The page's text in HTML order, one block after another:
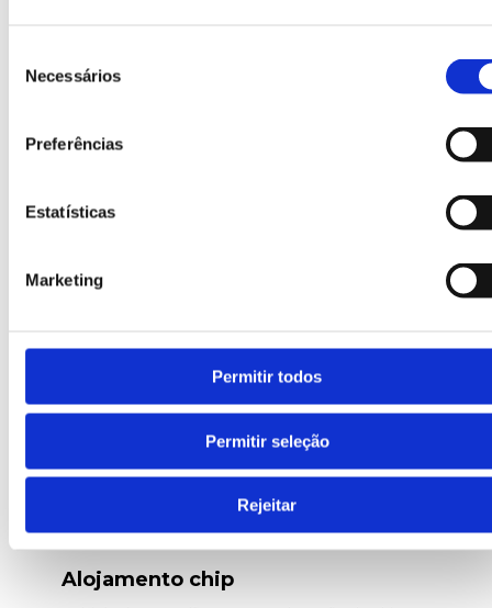
Necessários
Preferências
Estatísticas
Marketing
Permitir todos
Permitir seleção
Rejeitar
Alojamento chip